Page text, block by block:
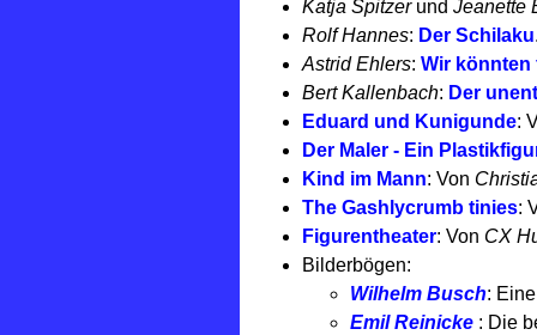
Katja Spitzer und Jeanette
Rolf Hannes: Der Schilaku
Astrid Ehlers: Wir könnten
Bert Kallenbach: Der
Eduard und Kunigunde:
Der Maler - Ein
Kind im Mann: Von
The Gashlycrumb tinies:
Figurentheater: Von CX
Bilderbögen:
Wilhelm Busch:
Emil Reinicke : Die